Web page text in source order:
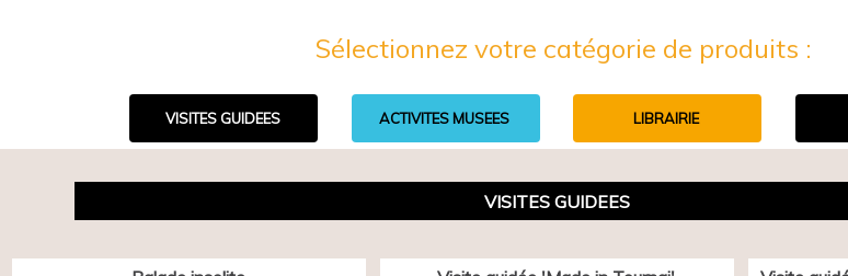
Sélectionnez votre catégorie de produits :
VISITES GUIDEES ACTIVITES MUSEES LIBRAIRIE
VISITES GUIDEES